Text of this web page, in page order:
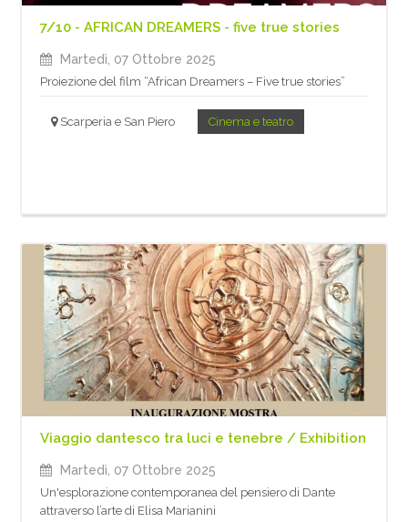
7/10 - AFRICAN DREAMERS - five true stories
Martedì, 07 Ottobre 2025
Proiezione del film “African Dreamers – Five true stories”
Scarperia e San Piero Cinema e teatro
Viaggio dantesco tra luci e tenebre / Exhibition
Martedì, 07 Ottobre 2025
Un'esplorazione contemporanea del pensiero di Dante
attraverso l’arte di Elisa Marianini